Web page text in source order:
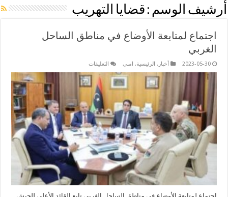
أرشيف الوسم : قضايا التهريب
اجتماع لمتابعة الأوضاع في مناطق الساحل
الغربي
2023-05-30 أخبار , الرئيسية, امني التعليقات
لمتابعة
الأوضاع
في
الساحل
الغربي
مغلقة